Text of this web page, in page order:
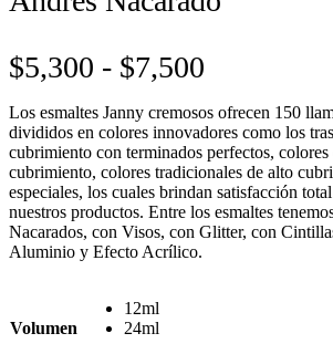
$5,300 - $7,500
de
precios:
desde
$5,300
hasta
Los esmaltes Janny cremosos ofrecen 150
divididos en colores innovadores como los
cubrimiento con terminados perfectos, colores
cubrimiento, colores tradicionales de alto
especiales, los cuales brindan satisfacción
nuestros productos. Entre los esmaltes
Nacarados, con Visos, con Glitter, con
Aluminio y Efecto Acrílico.
Volumen
12ml
24ml